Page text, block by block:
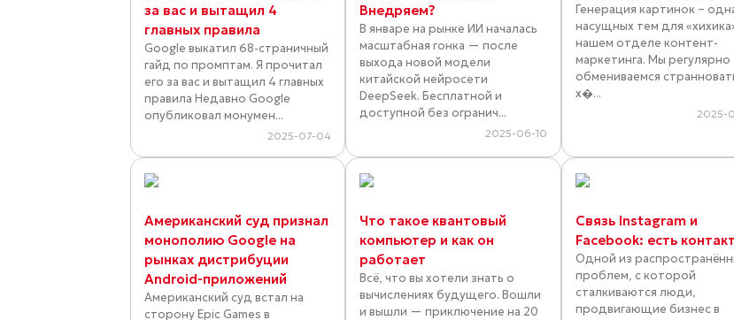
за вас и вытащил 4
главных правила
Google выкатил 68-страничный
гайд по промптам. Я прочитал
его за вас и вытащил 4 главных
правила Недавно Google
опубликовал монумен...
2025-07-04
Внедряем?
В январе на рынке ИИ началась
масштабная гонка — после
выхода новой модели
китайской нейросети
DeepSeek. Бесплатной и
доступной без огранич...
2025-06-10
Генерация картинок –
насущных тем для
нашем отделе контент-
маркетинга. Мы регулярно
обмениваемся
х�...
2025-
Американский суд признал
монополию Google на
рынках дистрибуции
Android-приложений
Американский суд встал на
сторону Epic Games в
Что такое квантовый
компьютер и как он
работает
Всё, что вы хотели знать о
вычислениях будущего. Вошли
и вышли — приключение на 20
Связь Instagram и
Facebook: есть
Одной из
проблем, с которой
сталкиваются люди,
продвигающие бизнес в